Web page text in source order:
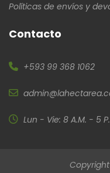
Políticas de envíos y
Contacto
+593 99 368 1062
Lun - Vie: 8 A.M. - 5